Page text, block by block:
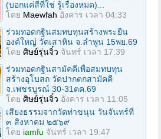
(บอกแค่สีที่ใช่ รู้เรื่องหมด)...
โดย Maewfah อังคาร เวลา 04:33
ร่วมทอดกฐินสมทบทุนสร้างพระยืน
องค์ใหญ่ วัดเสาหิน จ.ลําพูน 15พย.69
โดย ศิษย์รุ่นจิ๋ว จันทร์ เวลา 17:39
ร่วมทอดกฐินสามัคคีเพื่อสมทบทุน
สร้างอุโบสถ วัดปากตกสามัคคี
จ.เพชรบูรณ์ 30-31ตค.69
โดย ศิษย์รุ่นจิ๋ว อังคาร เวลา 11:05
เสียงธรรมจากวัดท่าขนุน วันจันทร์ที่
๓ สิงหาคม ๒๕๖๙
โดย iamfu จันทร์ เวลา 19:47